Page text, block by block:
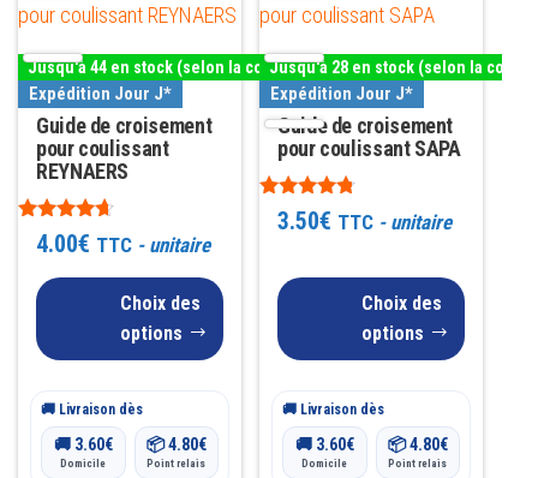
Jusqu'à 44 en stock (selon la couleur)
Expédition Jour J*
Guide de croisement
pour coulissant
REYNAERS
Note
4.504.00€ TTC - unitaire
Choix des
options
produit
a
plusieurs
variations.
Les
options
peuvent
être
choisies
produit
🚚 Livraison dès
🚚 3.60€
Domicile
📦4.80€
Point relais
Jusqu'à 28 en stock (selon la
Expédition Jour J*
Guide de croisement
pour coulissant SAPA
Note
4.60
3.50€ TTC- unitaire
Choix des
options
produit
a
plusieurs
variations.
Les
options
peuvent
choisies
produit
🚚 Livraison dès
🚚 3.60€
Domicile
📦4.80€
Point relais